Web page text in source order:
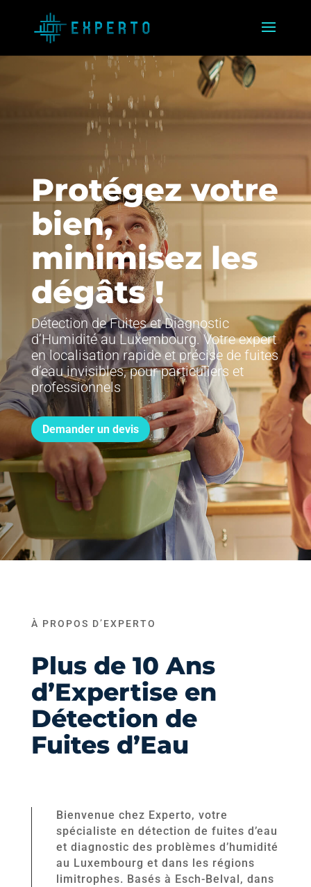
Protégez votre
bien,
minimisez les
dégâts !
Détection de Fuites et Diagnostic
d’Humidité au Luxembourg. Votre expert
en localisation rapide et précise de fuites
d’eau invisibles, pour particuliers et
professionnels
Demander un devis
À PROPOS D’EXPERTO
Plus de 10 Ans
d’Expertise en
Détection de
Fuites d’Eau
Bienvenue chez Experto, votre
spécialiste en détection de fuites d’eau
et diagnostic des problèmes d’humidité
au Luxembourg et dans les régions
limitrophes. Basés à Esch-Belval, dans